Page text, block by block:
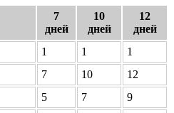
7
дней
10
дней
12
дней
1 1
1
7 10
12
5 7
9